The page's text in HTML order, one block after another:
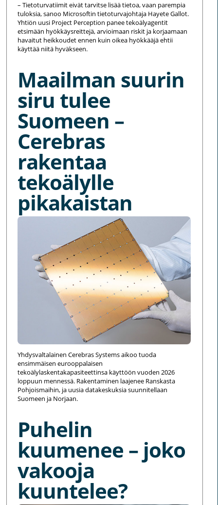
– Tietoturvatiimit eivät tarvitse lisää tietoa, vaan parempia
tuloksia, sanoo Microsoftin tietoturvajohtaja Hayete Gallot.
Yhtiön uusi Project Perception panee tekoälyagentit
etsimään hyökkäysreittejä, arvioimaan riskit ja korjaamaan
havaitut heikkoudet ennen kuin oikea hyökkääjä ehtii
käyttää niitä hyväkseen.
Maailman suurin
siru tulee
Suomeen –
Cerebras
rakentaa
tekoälylle
pikakaistan
Yhdysvaltalainen Cerebras Systems aikoo tuoda
ensimmäisen eurooppalaisen
tekoälylaskentakapasiteettinsa käyttöön vuoden 2026
loppuun mennessä. Rakentaminen laajenee Ranskasta
Pohjoismaihin, ja uusia datakeskuksia suunnitellaan
Suomeen ja Norjaan.
Puhelin
kuumenee – joko
vakooja
kuuntelee?